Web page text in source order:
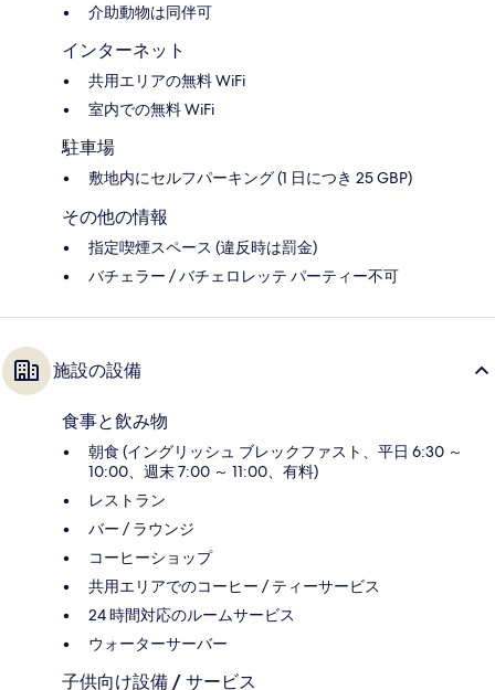
介助動物は同伴可
インターネット
共用エリアの無料 WiFi
室内での無料 WiFi
駐車場
敷地内にセルフパーキング (1 日につき 25 GBP)
その他の情報
指定喫煙スペース (違反時は罰金)
バチェラー / バチェロレッテ パーティー不可
施設の設備
食事と飲み物
朝食 (イングリッシュ ブレックファスト、平日 6:30 ～
10:00、週末 7:00 ～ 11:00、有料)
レストラン
バー / ラウンジ
コーヒーショップ
共用エリアでのコーヒー / ティーサービス
24 時間対応のルームサービス
ウォーターサーバー
子供向け設備 / サービス